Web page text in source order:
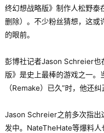
终幻想战略版》制作人松野泰
删除）。不少粉丝猜想，这或
的眼前。
彭博社记者Jason Schreier也
版》是史上最棒的游戏之一。
（Remake）已久”时，他还
Jason Schreier之前多次指出
发中。NateTheHate等爆料